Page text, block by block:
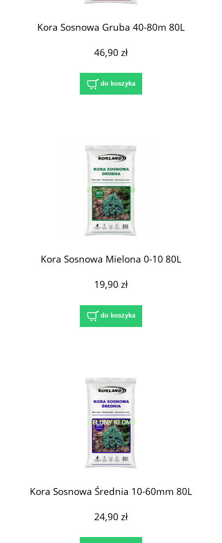
Kora Sosnowa Gruba 40-80m 80L
46,90 zł
do koszyka
Kora Sosnowa Mielona 0-10 80L
19,90 zł
do koszyka
Kora Sosnowa Średnia 10-60mm 80L
24,90 zł